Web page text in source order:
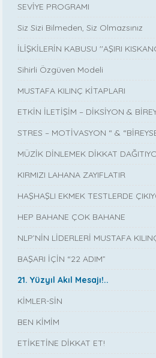
SEVİYE PROGRAMI
Siz Sizi Bilmeden, Siz Olmazsınız
İLİŞKİLERİN KABUSU ''AŞIRI
Sihirli Özgüven Modeli
MUSTAFA KILINÇ KİTAPLARI
ETKİN İLETİŞİM – DİKSİYON &
STRES – MOTİVASYON “ &
MÜZİK DİNLEMEK DİKKAT
KIRMIZI LAHANA ZAYIFLATIR
HAŞHAŞLI EKMEK TESTLERDE
HEP BAHANE ÇOK BAHANE
NLP’NİN LİDERLERİ MUSTAFA
BAŞARI İÇİN “22 ADIM”
21. Yüzyıl Akıl Mesajı!..
KİMLER-SİN
BEN KİMİM
ETİKETİNE DİKKAT ET!